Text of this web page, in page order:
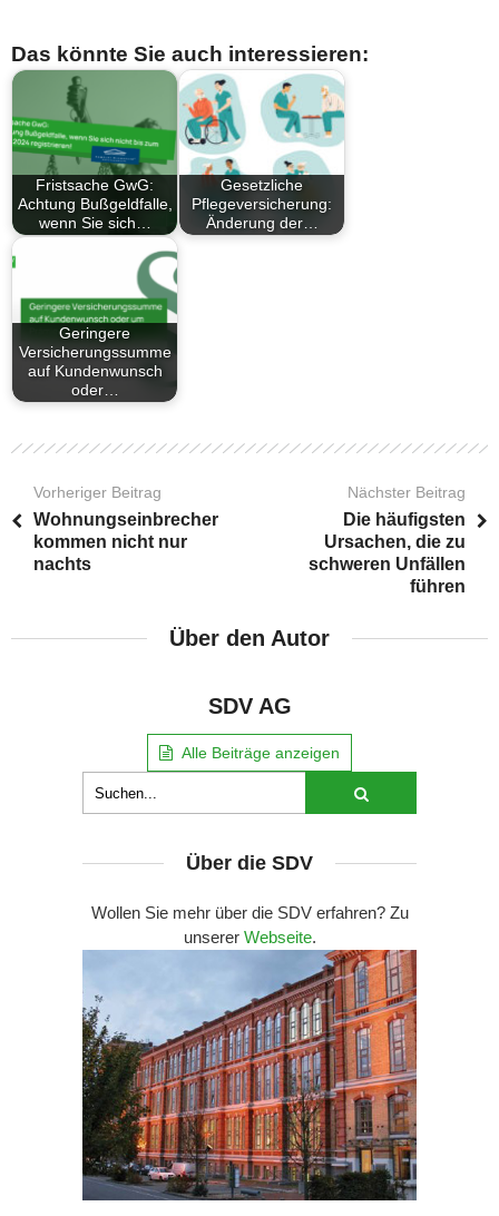
Das könnte Sie auch interessieren:
Fristsache GwG:
Achtung Bußgeldfalle,
wenn Sie sich…
Gesetzliche
Pflegeversicherung:
Änderung der…
Geringere
Versicherungssumme
auf Kundenwunsch
oder…
Vorheriger Beitrag
Wohnungseinbrecher
kommen nicht nur
nachts
Nächster Beitrag
Die häufigsten
Ursachen, die zu
schweren Unfällen
führen
Über den Autor
SDV AG
Alle Beiträge anzeigen
Über die SDV
Wollen Sie mehr über die SDV erfahren? Zu
unserer Webseite.